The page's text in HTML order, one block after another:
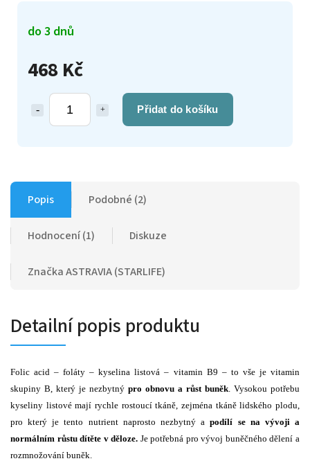
468 Kč
Přidat do košíku
do 3 dnů
Popis Podobné (2)
Hodnocení (1) Diskuze
ZnačkaASTRAVIA (STARLIFE)
Detailní popis produktu
Folic acid – foláty – kyselina listová – vitamin B9 – to vše je vitamin
skupiny B, který je nezbytný pro obnovu a růst buněk . Vysokou potřebu
kyseliny listové mají rychle rostoucí tkáně, zejména tkáně lidského plodu,
pro který je tento nutrient naprosto nezbytný apodílí se na vývoji a
normálním růstu dítěte v děloze. Je potřebná pro vývoj buněčného dělení a
rozmnožování buněk.